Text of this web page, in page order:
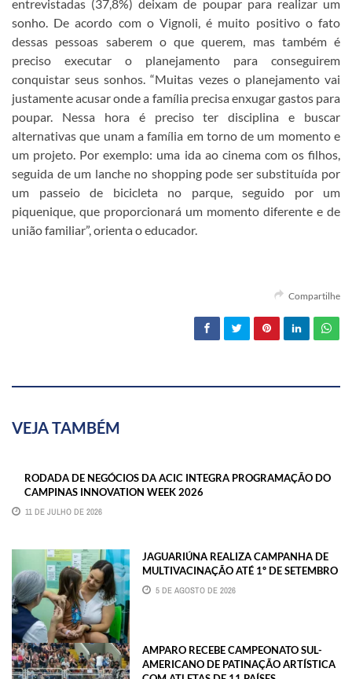
entrevistadas (37,8%) deixam de poupar para realizar um
sonho. De acordo com o Vignoli, é muito positivo o fato
dessas pessoas saberem o que querem, mas também é
preciso executar o planejamento para conseguirem
conquistar seus sonhos. “Muitas vezes o planejamento vai
justamente acusar onde a família precisa enxugar gastos para
poupar. Nessa hora é preciso ter disciplina e buscar
alternativas que unam a família em torno de um momento e
um projeto. Por exemplo: uma ida ao cinema com os filhos,
seguida de um lanche no shopping pode ser substituída por
um passeio de bicicleta no parque, seguido por um
piquenique, que proporcionará um momento diferente e de
união familiar”, orienta o educador.
Compartilhe
VEJA TAMBÉM
RODADA DE NEGÓCIOS DA ACIC INTEGRA PROGRAMAÇÃO DO
CAMPINAS INNOVATION WEEK 2026
11 DE JULHO DE 2026
JAGUARIÚNA REALIZA CAMPANHA DE
MULTIVACINAÇÃO ATÉ 1º DE SETEMBRO
5 DE AGOSTO DE 2026
AMPARO RECEBE CAMPEONATO SUL-
AMERICANO DE PATINAÇÃO ARTÍSTICA